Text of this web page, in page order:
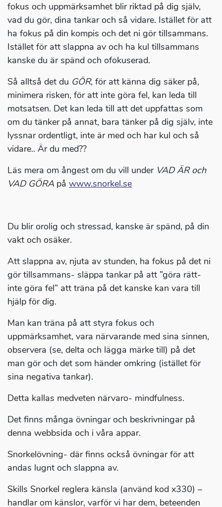
fokus och uppmärksamhet blir riktad på dig själv,
vad du gör, dina tankar och så vidare. Istället för att
ha fokus på din kompis och det ni gör tillsammans.
Istället för att slappna av och ha kul tillsammans
kanske du är spänd och ofokuserad.
Så alltså det du GÖR, för att känna dig säker på,
minimera risken, för att inte göra fel, kan leda till
motsatsen. Det kan leda till att det uppfattas som
om du tänker på annat, bara tänker på dig själv, inte
lyssnar ordentligt, inte är med och har kul och så
vidare.. Är du med??
Läs mera om ångest om du vill under VAD ÄR och
VAD GÖRA på www.snorkel.se
Du blir orolig och stressad, kanske är spänd, på din
vakt och osäker.
Att slappna av, njuta av stunden, ha fokus på det ni
gör tillsammans- släppa tankar på att ”göra rätt-
inte göra fel” att träna på det kanske kan vara till
hjälp för dig.
Man kan träna på att styra fokus och
uppmärksamhet, vara närvarande med sina sinnen,
observera (se, delta och lägga märke till) på det
man gör och det som händer omkring (istället för
sina negativa tankar).
Detta kallas medveten närvaro- mindfulness.
Det finns många övningar och beskrivningar på
denna webbsida och i våra appar.
Snorkelövning- där finns också övningar för att
andas lugnt och slappna av.
Skills Snorkel reglera känsla (använd kod x330) –
handlar om känslor, varför vi har dem, beteenden